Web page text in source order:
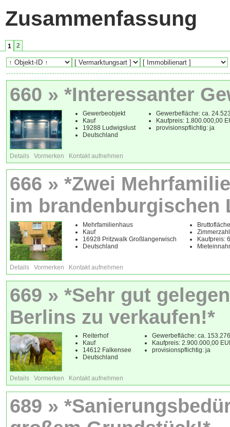
Zusammenfassung
1 2
660 » *Interessanter
Gewerbeobjekt
Kauf
19288 Ludwigslust
Deutschland
Gewerbefläche: ca.
Kaufpreis: 1.800.000,00
provisionspflichtig: ja
Details Vormerken Kontakt aufnehmen
666 » *Zwei
im brandenburgischen
Mehrfamilienhaus
Kauf
16928 Pritzwalk Großlangerwisch
Deutschland
Kaufpreis:
Details Vormerken Kontakt aufnehmen
669 » *Sehr gut
Berlins zu verkaufen!*
Reiterhof
Kauf
14612 Falkensee
Deutschland
Gewerbefläche: ca.
Kaufpreis: 2.900.000,00
provisionspflichtig: ja
Details Vormerken Kontakt aufnehmen
689 »